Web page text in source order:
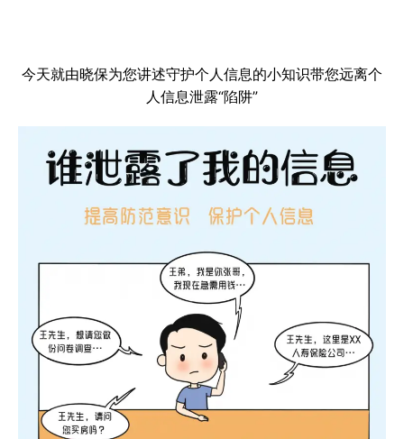
今天就由晓保为您讲述守护个人信息的小知识带您远离个
人信息泄露“陷阱”